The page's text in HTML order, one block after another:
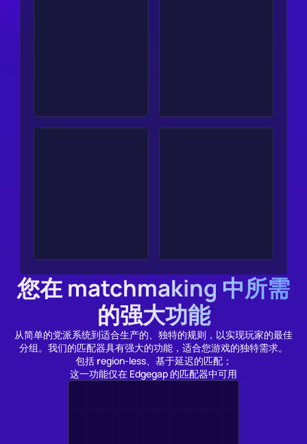
您在 matchmaking 中所需
的强大功能
从简单的党派系统到适合生产的、独特的规则，以实现玩家的最佳
分组。我们的匹配器具有强大的功能，适合您游戏的独特需求。
包括 region-less、基于延迟的匹配；
这一功能仅在 Edgegap 的匹配器中可用